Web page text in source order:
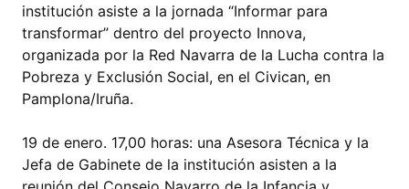
institución asiste a la jornada “Informar para
transformar” dentro del proyecto Innova,
organizada por la Red Navarra de la Lucha contra la
Pobreza y Exclusión Social, en el Civican, en
Pamplona/Iruña.
19 de enero. 17,00 horas: una Asesora Técnica y la
Jefa de Gabinete de la institución asisten a la